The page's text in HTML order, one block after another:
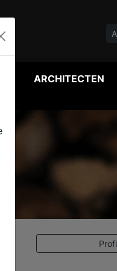
ARCHITECTEN